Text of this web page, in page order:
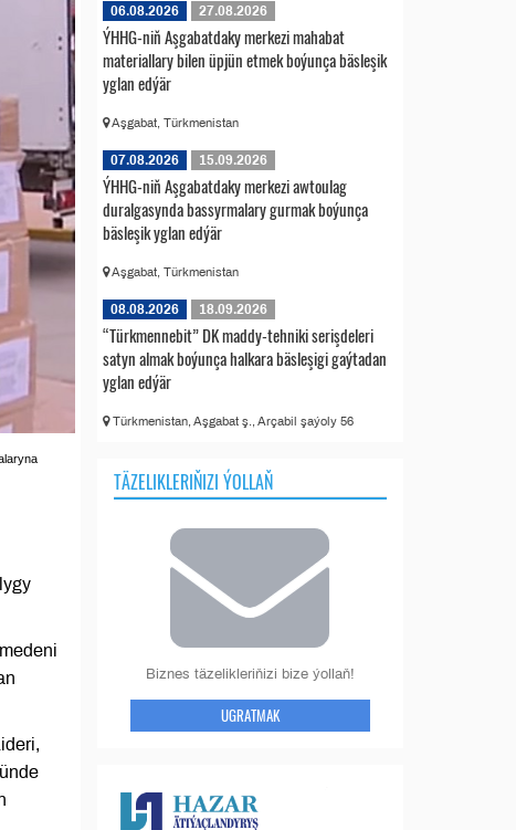
06.08.2026 27.08.2026
ÝHHG-niň Aşgabatdaky merkezi mahabat
materiallary bilen üpjün etmek boýunça bäsleşik
yglan edýär
Aşgabat, Türkmenistan
07.08.2026 15.09.2026
ÝHHG-niň Aşgabatdaky merkezi awtoulag
duralgasynda bassyrmalary gurmak boýunça
bäsleşik yglan edýär
Aşgabat, Türkmenistan
08.08.2026 18.09.2026
“Türkmennebit” DK maddy-tehniki serişdeleri
satyn almak boýunça halkara bäsleşigi gaýtadan
yglan edýär
Türkmenistan, Aşgabat ş., Arçabil şaýoly 56
TÄZELIKLERIŇIZI ÝOLLAŇ
Biznes täzelikleriňizi bize ýollaň!
UGRATMAK